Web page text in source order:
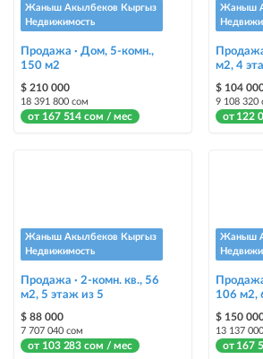
«Срочно»
Стикеры
Яркие стикеры с опциями, выделят ваш объект
помогут продать быстрее
Жаныш Акылбеков Кыргыз
Недвижимость
Продажа · Дом, 5-комн.,
150 м2
$ 210 000
18 391 800 сом
от 167 514 сом / мес
Жаныш
м2, 4
$ 104
9 108 320
от 122
Жаныш Акылбеков Кыргыз
Недвижимость
Продажа · 2-комн. кв., 56
м2, 5 этаж из 5
$ 88 000
7 707 040 сом
от 103 283 сом / мес
Жаныш
106 м2,
$ 150
13 137
от 167